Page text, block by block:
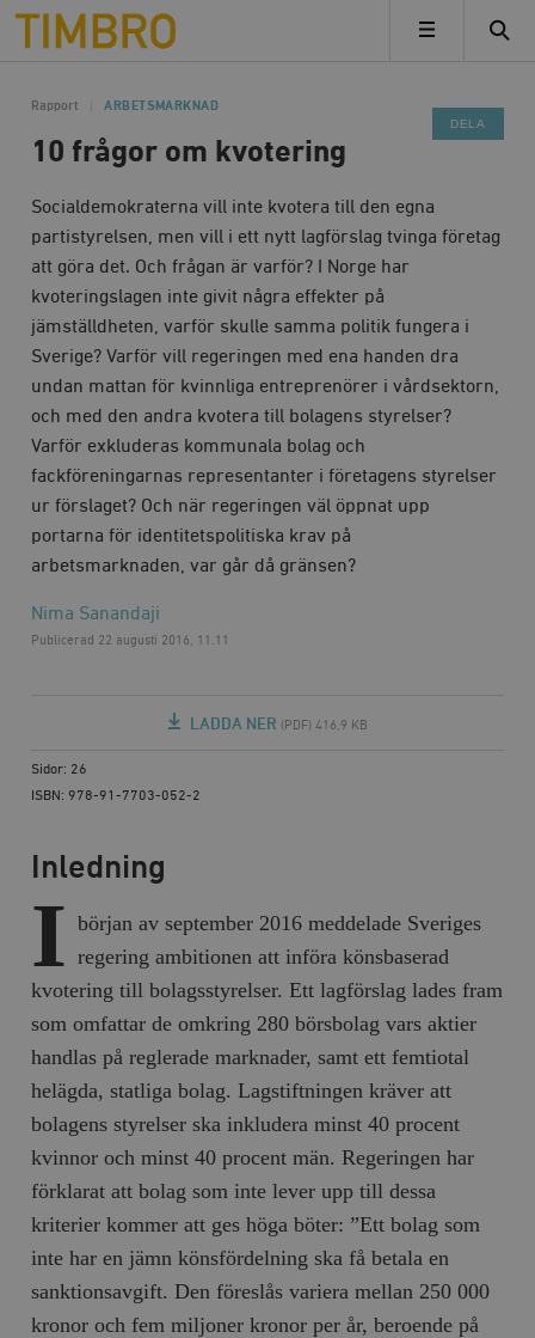
Timbro
MENY
Rapport ARBETSMARKNAD
10 frågor om kvotering
Socialdemokraterna vill inte kvotera till den egna
partistyrelsen, men vill i ett nytt lagförslag tvinga företag
att göra det. Och frågan är varför? I Norge har
kvoteringslagen inte givit några effekter på
jämställdheten, varför skulle samma politik fungera i
Sverige? Varför vill regeringen med ena handen dra
undan mattan för kvinnliga entreprenörer i vårdsektorn,
och med den andra kvotera till bolagens styrelser?
Varför exkluderas kommunala bolag och
fackföreningarnas representanter i företagens styrelser
ur förslaget? Och när regeringen väl öppnat upp
portarna för identitetspolitiska krav på
arbetsmarknaden, var går då gränsen?
Nima Sanandaji
Publicerad 22 augusti 2016, 11.11
LADDA NER (PDF) 416,9 KB
Sidor: 26
ISBN: 978-91-7703-052-2
Inledning
I början av september 2016 meddelade Sveriges
regering ambitionen att införa könsbaserad
kvotering till bolagsstyrelser. Ett lagförslag lades fram
som omfattar de omkring 280 börsbolag vars aktier
handlas på reglerade marknader, samt ett femtiotal
helägda, statliga bolag. Lagstiftningen kräver att
bolagens styrelser ska inkludera minst 40 procent
kvinnor och minst 40 procent män. Regeringen har
förklarat att bolag som inte lever upp till dessa
kriterier kommer att ges höga böter: ”Ett bolag som
inte har en jämn könsfördelning ska få betala en
sanktionsavgift. Den föreslås variera mellan 250 000
kronor och fem miljoner kronor per år, beroende på
DELA